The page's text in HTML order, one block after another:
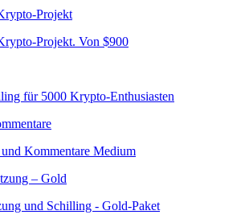
Projekt
Projekt. Von $900
für 5000 Krypto-Enthusiasten
Kommentare Medium
– Gold
und Schilling - Gold-Paket